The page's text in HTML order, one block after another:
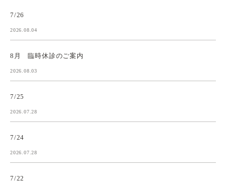
7/26
2026.08.04
8月 臨時休診のご案内
2026.08.03
7/25
2026.07.28
7/24
2026.07.28
7/22